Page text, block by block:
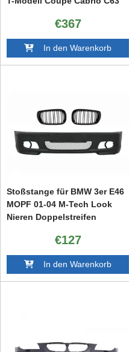
€367
In den Warenkorb
Stoßstange für BMW 3er E46
MOPF 01-04 M-Tech Look
Nieren Doppelstreifen
€127
In den Warenkorb